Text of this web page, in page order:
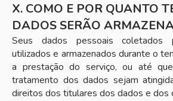
X. COMO E POR QUANTO
DADOS SERÃO
Seus dados pessoais coletados
utilizados e armazenados durante o
a prestação do serviço, ou até
tratamento dos dados sejam
direitos dos titulares dos dados e dos